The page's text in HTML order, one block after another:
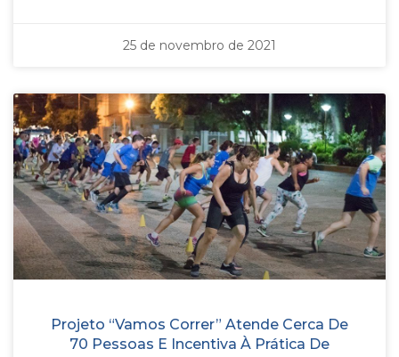
25 de novembro de 2021
Projeto “Vamos Correr” Atende Cerca De
70 Pessoas E Incentiva À Prática De